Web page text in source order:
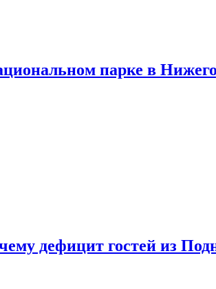
парке в
дефицит гостей из